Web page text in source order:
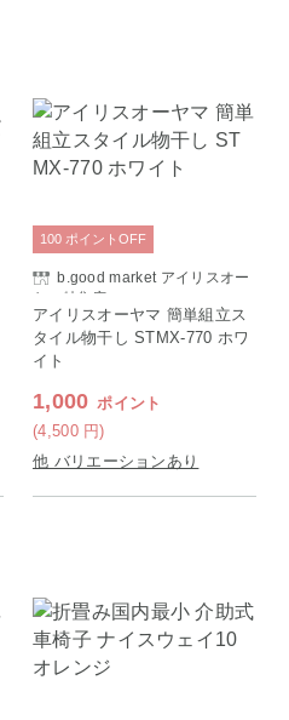
b.good market アイリスオー
ヤマ特集店
アイリスオーヤマ 簡単組立ス
タイル物干し STMX-770 ホワ
イト
1,000 ポイント
(4,500 円)
100 ポイント OFF
他 バリエーションあり